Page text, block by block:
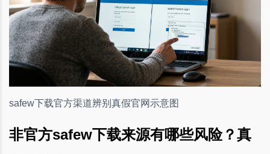
safew下载官方渠道辨别真假官网示意图
非官方safew下载来源有哪些风险？真